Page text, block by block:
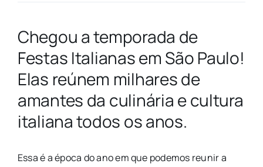
Chegou a temporada de
Festas Italianas em São Paulo!
Elas reúnem milhares de
amantes da culinária e cultura
italiana todos os anos.
Essa é a época do ano em que podemos reunir a